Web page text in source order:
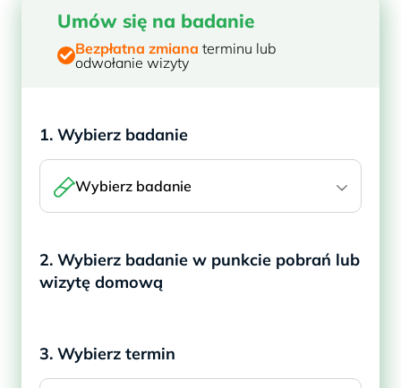
Umów się na badanie
Bezpłatna zmiana terminu lub
odwołanie wizyty
1. Wybierz badanie
Wybierz badanie
2. Wybierz badanie w punkcie pobrań lub
wizytę domową
3. Wybierz termin